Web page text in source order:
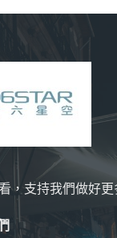
，支持我們做好更